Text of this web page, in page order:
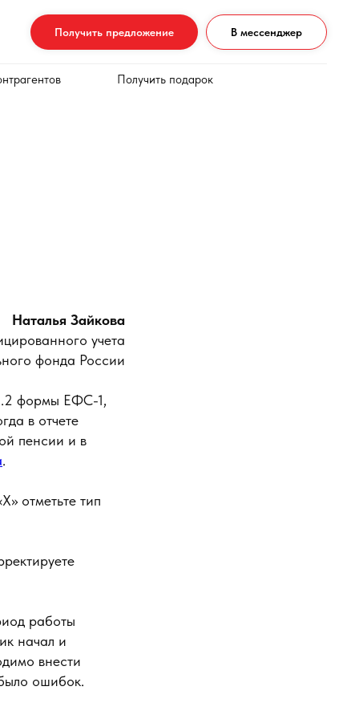
Получить предложение В мессенджер
Получить подарок
Наталья Зайкова
учета
фонда России
формы ЕФС-1,
в отчете
пенсии и в
.
отметьте тип
работы
начал и
внести
ошибок.